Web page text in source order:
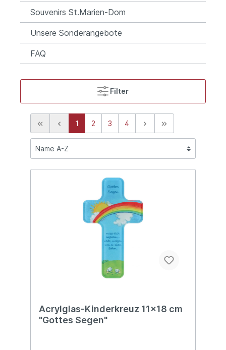
Souvenirs St.Marien-Dom
Unsere Sonderangebote
FAQ
Filter
1 2 3 4
Acrylglas-Kinderkreuz 11x18 cm
"Gottes Segen"